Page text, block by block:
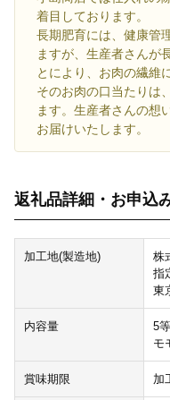
着目しております。
長期肥育には、健康管
ますが、生産者さんが
とにより、お肉の繊維
そのお肉の口当たりは
ます。生産者さんの想
お届けいたします。
返礼品詳細・お申込
加工地(製造地)
株
指
東
内容量
5
モ
賞味期限 加